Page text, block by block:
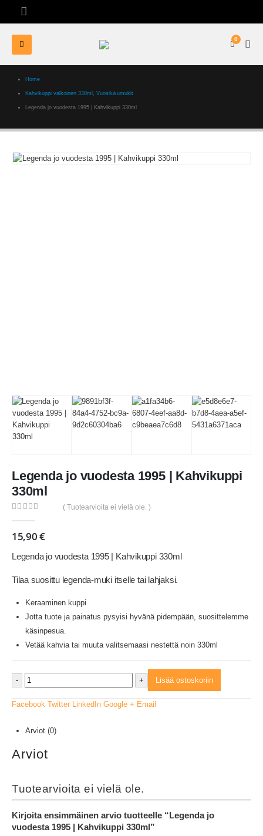
0
Home
Kahvikuppi valkoinen 330ml ,Vuosilukumukit
Legenda jo vuodesta 1995 | Kahvikuppi 330ml
Legenda jo vuodesta 1995 | Kahvikuppi
330ml
( Tuotearvioita ei vielä ole. )
15,90€
Legenda jo vuodesta 1995 | Kahvikuppi 330ml
Tilaa suosittu legenda-muki itselle tai lahjaksi.
Keraaminen kuppi
Jotta tuote ja painatus pysyisi hyvänä pidempään, suosittelemme
käsinpesua.
Vetää kahvia tai muuta valitsemaasi nestettä noin 330ml
- + Lisää ostoskoriin
Facebook Twitter LinkedIn Google + Email
Arviot (0)
Arviot
Tuotearvioita ei vielä ole.
Kirjoita ensimmäinen arvio tuotteelle “Legenda jo
vuodesta 1995 | Kahvikuppi 330ml”